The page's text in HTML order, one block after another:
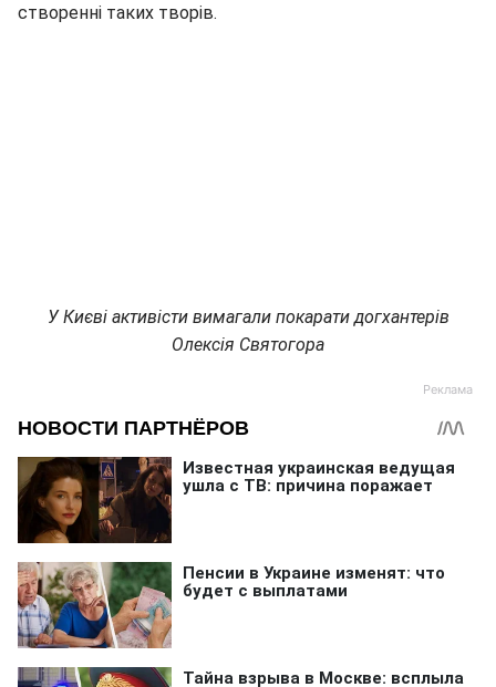
створенні таких творів.
У Києві активісти вимагали покарати догхантерів
Олексія Святогора